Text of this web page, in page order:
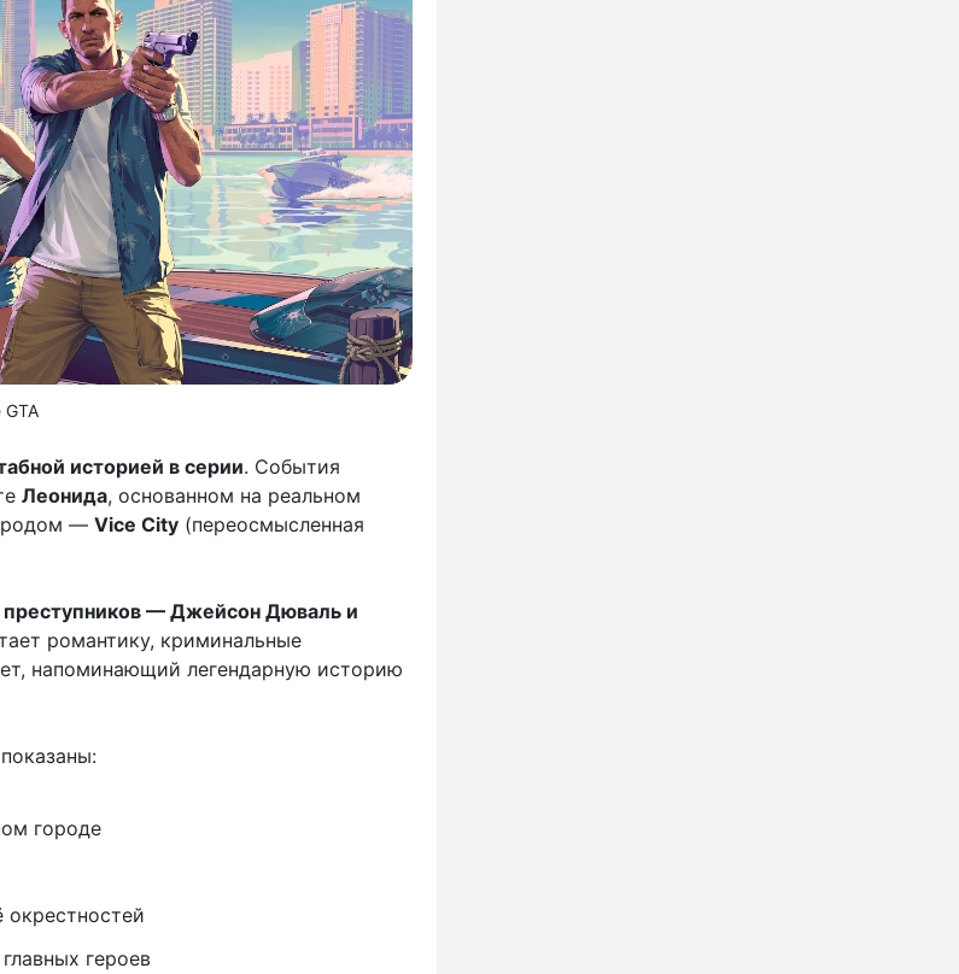
историей в серии. События
Леонида, основанном на реальном
— Vice City(переосмысленная
преступников — Джейсон Дюваль и
романтику, криминальные
напоминающий легендарную историю
городе
героев